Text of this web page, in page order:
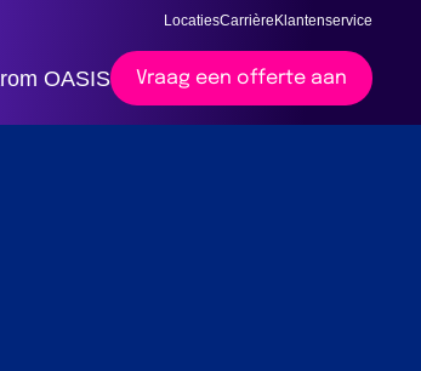
LocatiesCarrière Klantenservice
OASIS Vraag een offerte aan